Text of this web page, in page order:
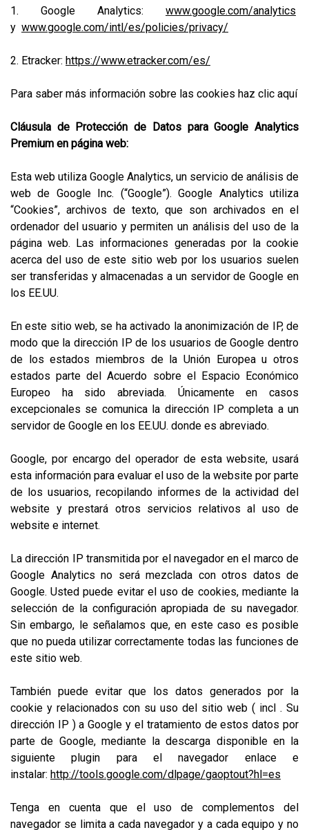
1. Google Analytics: www.google.com/analytics
y www.google.com/intl/es/policies/privacy/
2. Etracker: https://www.etracker.com/es/
Para saber más información sobre las cookies haz clic aquí
Cláusula de Protección de Datos para Google Analytics
Premium en página web:
Esta web utiliza Google Analytics, un servicio de análisis de
web de Google Inc. (“Google”). Google Analytics utiliza
“Cookies”, archivos de texto, que son archivados en el
ordenador del usuario y permiten un análisis del uso de la
página web. Las informaciones generadas por la cookie
acerca del uso de este sitio web por los usuarios suelen
ser transferidas y almacenadas a un servidor de Google en
los EE.UU.
En este sitio web, se ha activado la anonimización de IP, de
modo que la dirección IP de los usuarios de Google dentro
de los estados miembros de la Unión Europea u otros
estados parte del Acuerdo sobre el Espacio Económico
Europeo ha sido abreviada. Únicamente en casos
excepcionales se comunica la dirección IP completa a un
servidor de Google en los EE.UU. donde es abreviado.
Google, por encargo del operador de esta website, usará
esta información para evaluar el uso de la website por parte
de los usuarios, recopilando informes de la actividad del
website y prestará otros servicios relativos al uso de
website e internet.
La dirección IP transmitida por el navegador en el marco de
Google Analytics no será mezclada con otros datos de
Google. Usted puede evitar el uso de cookies, mediante la
selección de la configuración apropiada de su navegador.
Sin embargo, le señalamos que, en este caso es posible
que no pueda utilizar correctamente todas las funciones de
este sitio web.
También puede evitar que los datos generados por la
cookie y relacionados con su uso del sitio web ( incl . Su
dirección IP ) a Google y el tratamiento de estos datos por
parte de Google, mediante la descarga disponible en la
siguiente plugin para el navegador enlace e
instalar: http://tools.google.com/dlpage/gaoptout?hl=es
Tenga en cuenta que el uso de complementos del
navegador se limita a cada navegador y a cada equipo y no